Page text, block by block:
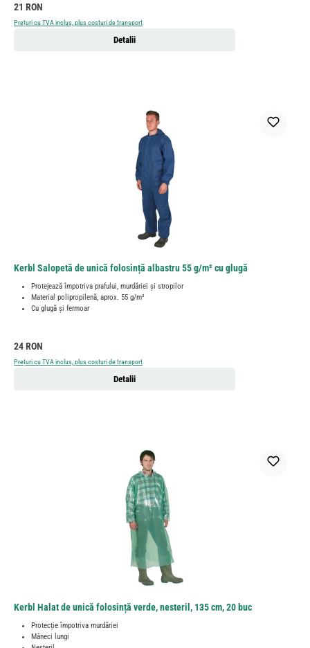
Preț obișnuit:
21 RON
Prețuri cu TVA inclus, plus costuri de transport
Detalii
Kerbl Salopetă de unică folosință albastru 55 g/m² cu glugă
Protejează împotriva prafului, murdăriei și stropilor
Material polipropilenă, aprox. 55 g/m²
Cu glugă și fermoar
Preț obișnuit:
24 RON
Prețuri cu TVA inclus, plus costuri de transport
Detalii
Kerbl Halat de unică folosință verde, nesteril, 135 cm, 20 buc
Protecție împotriva murdăriei
Mâneci lungi